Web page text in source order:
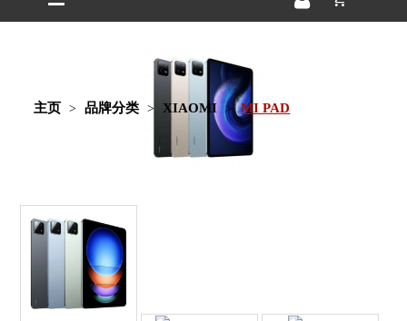
主页 品牌分类 XIAOMI MI PAD